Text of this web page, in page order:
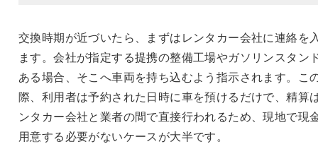
交換時期が近づいたら、まずはレンタカー会社に連絡を
ます。会社が指定する提携の整備工場やガソリンスタン
ある場合、そこへ車両を持ち込むよう指示されます。こ
際、利用者は予約された日時に車を預けるだけで、精算
ンタカー会社と業者の間で直接行われるため、現地で現
用意する必要がないケースが大半です。